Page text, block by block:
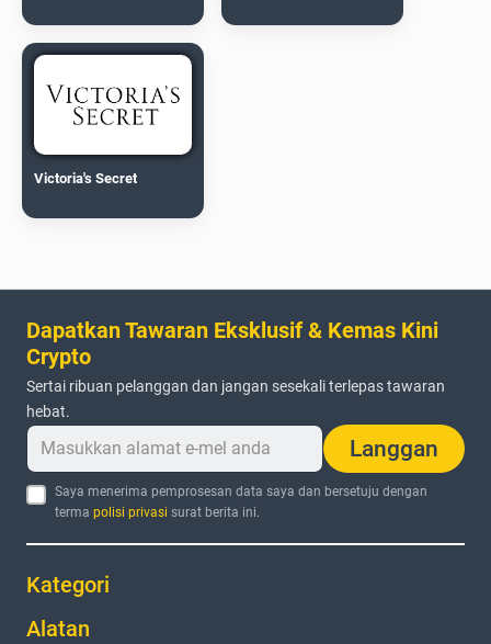
Victoria's Secret
Dapatkan Tawaran Eksklusif & Kemas Kini
Crypto
Sertai ribuan pelanggan dan jangan sesekali terlepas tawaran
hebat.
Langgan
Saya menerima pemprosesan data saya dan bersetuju dengan
termapolisi privasi surat berita ini.
Kategori
Alatan